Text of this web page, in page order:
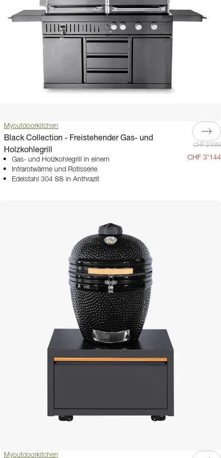
Myoutdoorkitchen
Black Collection - Freistehender Gas- und
Holzkohlegrill
Gas- und Holzkohlegrill in einem
Infrarotwärme und Rotisserie
Edelstahl 304 SS in Anthrazit
CHF 3'699
CHF 3'144
Myoutdoorkitchen